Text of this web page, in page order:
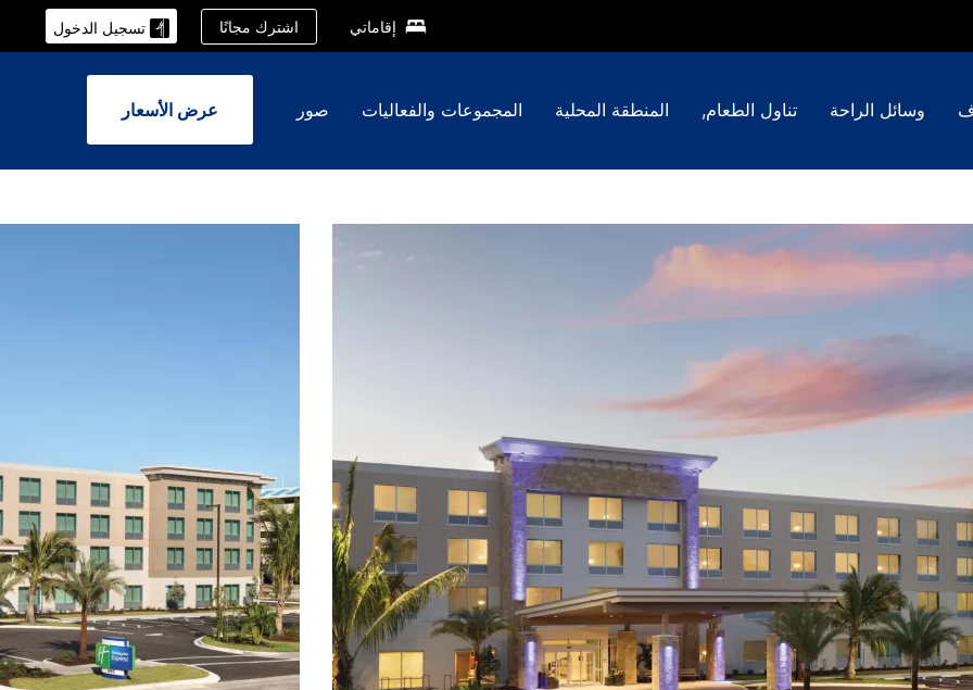
إقاماتي اشترك مجانًا تسجيل الدخول
وسائل الراحة تناول الطعام, المنطقة المحلية المجموعات والفعاليات صور عرض الأسعار